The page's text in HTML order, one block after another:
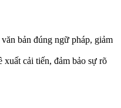
bản đúng ngữ pháp, giảm
xuất cải tiến, đảm bảo sự rõ